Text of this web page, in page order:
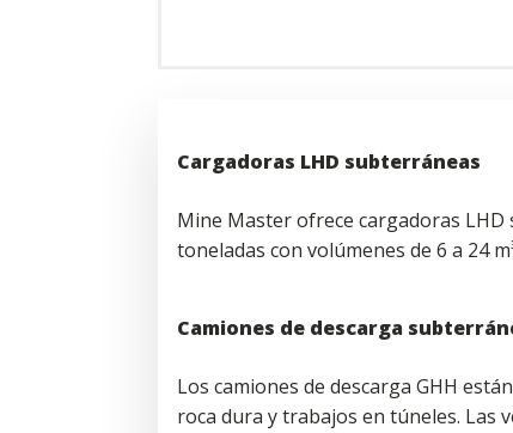
Cargadoras LHD subterráneas
Mine Master ofrece cargadoras LHD
toneladas con volúmenes de 6 a 24
Camiones de descarga
Los camiones de descarga GHH
roca dura y trabajos en túneles. Las